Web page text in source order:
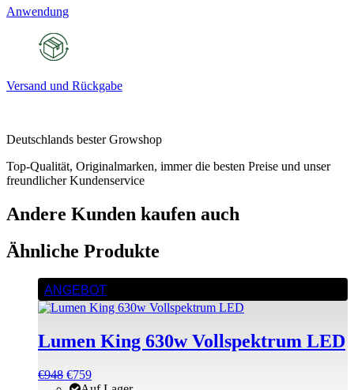
Anwendung
Versand und Rückgabe
Deutschlands bester Growshop
Top-Qualität, Originalmarken, immer die besten Preise und unser
freundlicher Kundenservice
Andere Kunden kaufen auch
Ähnliche Produkte
ANGEBOT
Lumen King 630w Vollspektrum LED
Ursprünglicher
€948Aktueller
€759